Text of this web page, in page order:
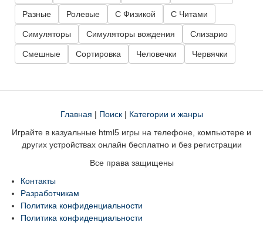
Разные Ролевые С Физикой С Читами
Симуляторы Симуляторы вождения Слизарио
Смешные Сортировка Человечки Червячки
Главная | Поиск| Категории и жанры
Играйте в казуальные html5 игры на телефоне, компьютере и
других устройствах онлайн бесплатно и без регистрации
Все права защищены
Контакты
Разработчикам
Политика конфиденциальности
Политика конфиденциальности